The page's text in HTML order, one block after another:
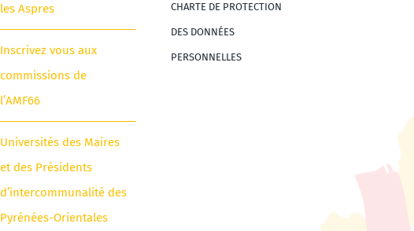
les Aspres
Inscrivez vous aux
commissions de
l’AMF66
Universités des Maires
et des Présidents
d’intercommunalité des
Pyrénées-Orientales
CHARTE DE PROTECTION
DES DONNÉES
PERSONNELLES